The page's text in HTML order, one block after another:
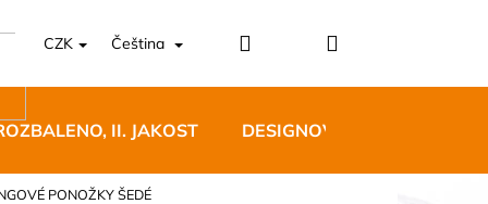
CZK Čeština PřihlášeníNákupní
II. JAKOST DESIGNOVÝ NÁBYTEK
PONOŽKY ŠEDÉ